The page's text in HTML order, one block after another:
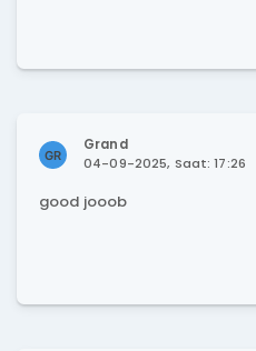
Grand
04-09-2025, Saat: 17:26
good jooob